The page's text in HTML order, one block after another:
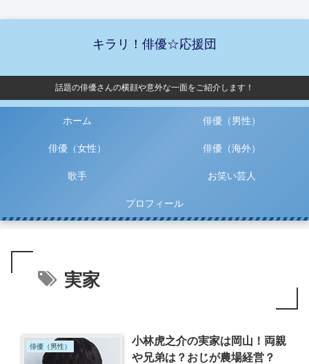
キラリ！俳優☆応援団
話題の俳優さんの横顔や意外な一面をご紹介します！
ホーム 俳優（男性）
俳優（女性） 俳優（海外）
歌手 お笑い芸人
プロフィール
実家
俳優（男性）
小林虎之介の実家は岡山！両親
や兄弟は？おじが農場経営？